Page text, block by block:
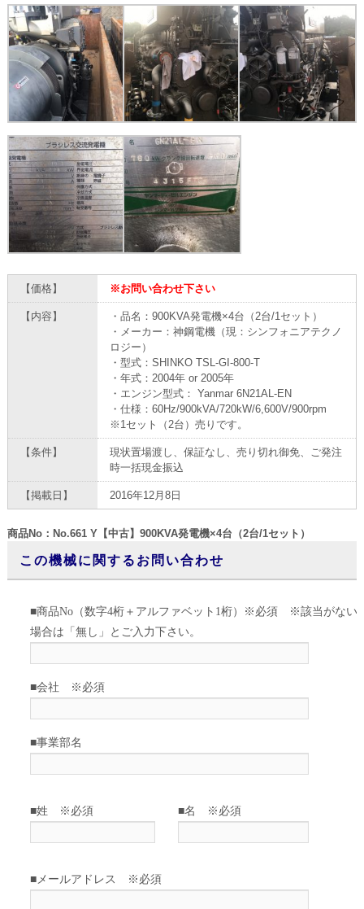
【価格】 ※お問い合わせ下さい
【内容】
・品名：900KVA発電機×4台（2台/1セット）
・メーカー：神鋼電機（現：シンフォニアテクノ
ロジー）
・型式：SHINKO TSL-GI-800-T
・年式：2004年 or 2005年
・エンジン型式： Yanmar 6N21AL-EN
・仕様：60Hz/900kVA/720kW/6,600V/900rpm
※1セット（2台）売りです。
【条件】
現状置場渡し、保証なし、売り切れ御免、ご発注
時一括現金振込
【掲載日】 2016年12月8日
商品No：No.661 Y【中古】900KVA発電機×4台（2台/1セット）
この機械に関するお問い合わせ